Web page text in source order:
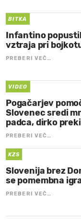
BITKA
Infantino
vztraja pri
PREBERI VEČ…
VIDEO
Pogačarjev
Slovenec sredi
padca, dirko
PREBERI VEČ…
KZS
Slovenija brez
se pomembna
PREBERI VEČ…